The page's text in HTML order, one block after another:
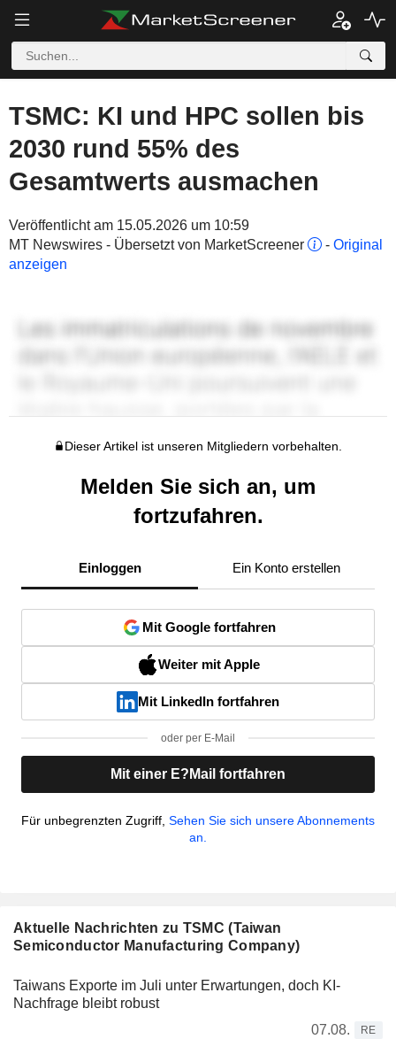
TSMC: KI und HPC sollen bis
2030 rund 55% des
Gesamtwerts ausmachen
Veröffentlicht am 15.05.2026 um 10:59
MT Newswires - Übersetzt von MarketScreener
- Original
anzeigen
Dieser Artikel ist unseren Mitgliedern vorbehalten.
Melden Sie sich an, um
fortzufahren.
Einloggen Ein Konto erstellen
Mit Google fortfahren
Weiter mit Apple
Mit LinkedIn fortfahren
oder per E-Mail
Mit einer E?Mail fortfahren
Für unbegrenzten Zugriff, Sehen Sie sich unsere Abonnements
an.
Aktuelle Nachrichten zu TSMC (Taiwan
Semiconductor Manufacturing Company)
Taiwans Exporte im Juli unter Erwartungen, doch KI-
Nachfrage bleibt robust
07.08.
RE